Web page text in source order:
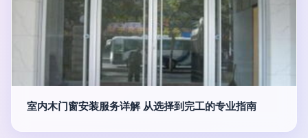
室内木门窗安装服务详解 从选择到完工的专业指南